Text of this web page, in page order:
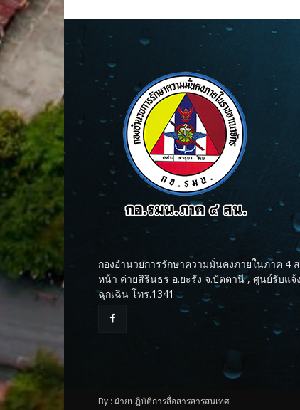
กองอำนวยการรักษาความมั่นคงภายในภาค 4
หน้า ค่ายสิรินธร อ.ยะรัง จ.ปัตตานี , ศูนย์รับแจ้
ฉุกเฉิน โทร.1341
By : ฝ่ายปฏิบัติการสื่อสารสารสนเทศ